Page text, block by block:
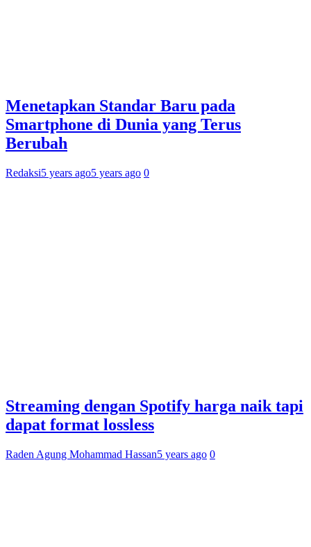
Menetapkan Standar Baru pada
Smartphone di Dunia yang Terus
Berubah
Redaksi5 years ago5 years ago 0
Streaming dengan Spotify harga naik tapi
dapat format lossless
Raden Agung Mohammad Hassan5 years ago 0